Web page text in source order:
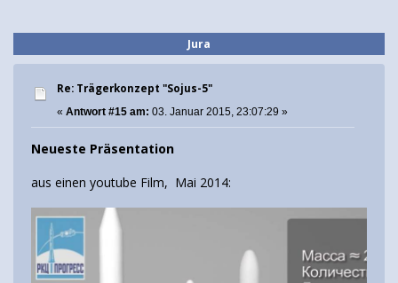
Jura
Re: Trägerkonzept "Sojus-5"
« Antwort #15 am: 03. Januar 2015, 23:07:29 »
Neueste Präsentation
aus einen youtube Film, Mai 2014: